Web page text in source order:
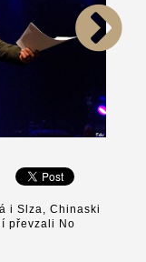
i Slza, Chinaski
převzali No